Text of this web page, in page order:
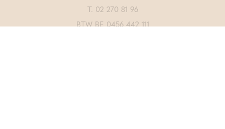
T. 02 270 81 96
BTW BE 0456 442 111